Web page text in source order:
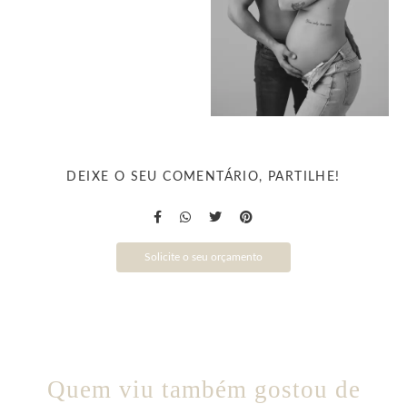
DEIXE O SEU COMENTÁRIO, PARTILHE!
Solicite o seu orçamento
Quem viu também gostou de